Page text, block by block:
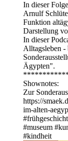
In dieser
Arnulf
Funktion
Darstellung
In dieser
Alltagsleben -
Ägypten".
Shownotes:
Zur
⁠⁠⁠⁠https://
im-alten-
#museum
#kindheit